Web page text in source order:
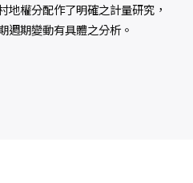
地權分配作了明確之計量研究，
週期變動有具體之分析。